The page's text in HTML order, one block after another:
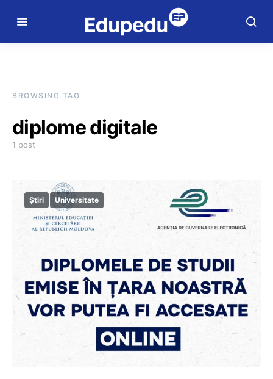
BROWSING TAG
diplome digitale
1 post
Știri Universitate